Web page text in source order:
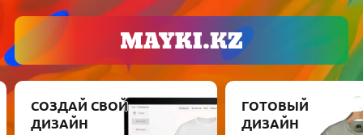
СОЗДАЙ СВОЙ
ДИЗАЙН
ГОТОВЫЙ
ДИЗАЙН